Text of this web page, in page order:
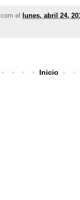
el
lunes, abril 24,
Inicio